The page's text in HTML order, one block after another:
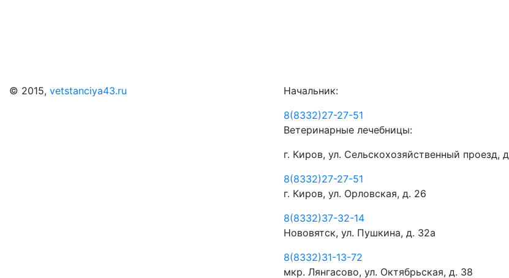
© 2015, vetstanciya43.ru
Начальник:
8(8332)27-27-51
Ветеринарные лечебницы:
г. Киров, ул. Сельскохозяйственный проезд,
8(8332)27-27-51
г. Киров, ул. Орловская, д. 26
8(8332)37-32-14
Нововятск, ул. Пушкина, д. 32а
8(8332)31-13-72
мкр. Лянгасово, ул. Октябрьская, д. 38